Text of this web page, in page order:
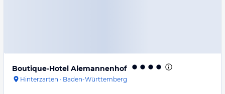
Boutique-Hotel Alemannenhof
Hinterzarten · Baden-Württemberg